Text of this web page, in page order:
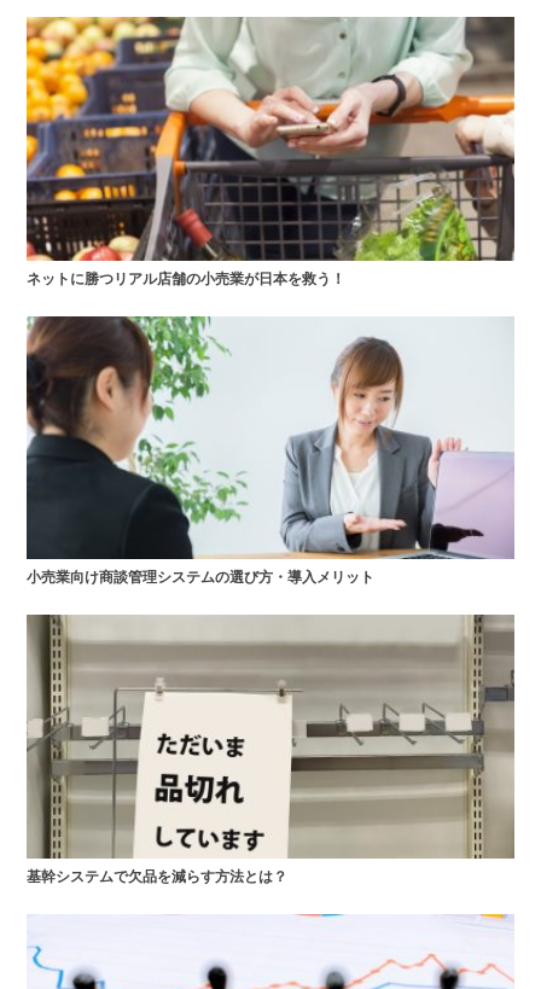
ネットに勝つリアル店舗の小売業が日本を救う！
小売業向け商談管理システムの選び方・導入メリット
基幹システムで欠品を減らす方法とは？